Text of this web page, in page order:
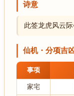
诗意
此签龙虎风云
仙机・分项吉凶
事项
家宅